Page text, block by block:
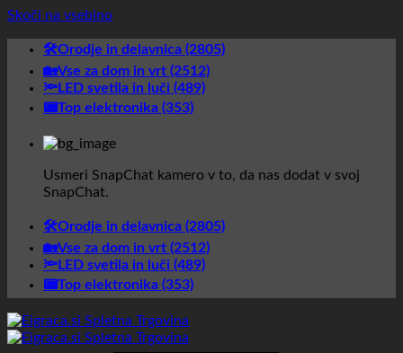
Skoči na vsebino
🛠️Orodje in delavnica (2805)
🏡Vse za dom in vrt (2512)
🔦LED svetila in luči (489)
📟Top elektronika (353)
Usmeri SnapChat kamero v to, da nas dodat v svoj
SnapChat.
🛠️Orodje in delavnica (2805)
🏡Vse za dom in vrt (2512)
🔦LED svetila in luči (489)
📟Top elektronika (353)